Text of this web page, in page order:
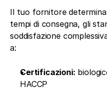
Il tuo fornitore
tempi di consegna, gli
soddisfazione
a:
Certificazioni:
HACCP